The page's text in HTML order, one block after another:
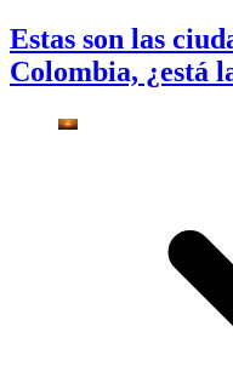
Estas son las
Colombia, ¿está